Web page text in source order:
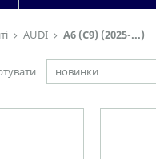
AUDI A6 (C9) (2025-...)
новинки